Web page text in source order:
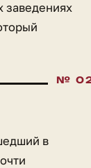
заведениях
в